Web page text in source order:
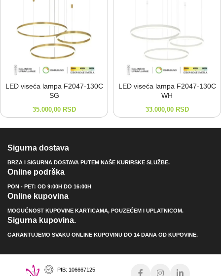
LED viseća lampa F2047-⁠130C
SG
35.000,00 RSD
LED viseća lampa F2047-⁠130C
WH
33.000,00 RSD
Sigurna dostava
BRZA I SIGURNA DOSTAVA PUTEM NAŠE KURIRSKE SLUŽBE.
Online podrška
PON - PET: OD 9:00H DO 16:00H
Online kupovina
MOGUĆNOST KUPOVINE KARTICAMA, POUZEĆEM I UPLATNICOM.
Sigurna kupovina.
GARANTUJEMO SVAKU ONLINE KUPOVINU DO 14 DANA OD KUPOVINE.
PIB: 106667125